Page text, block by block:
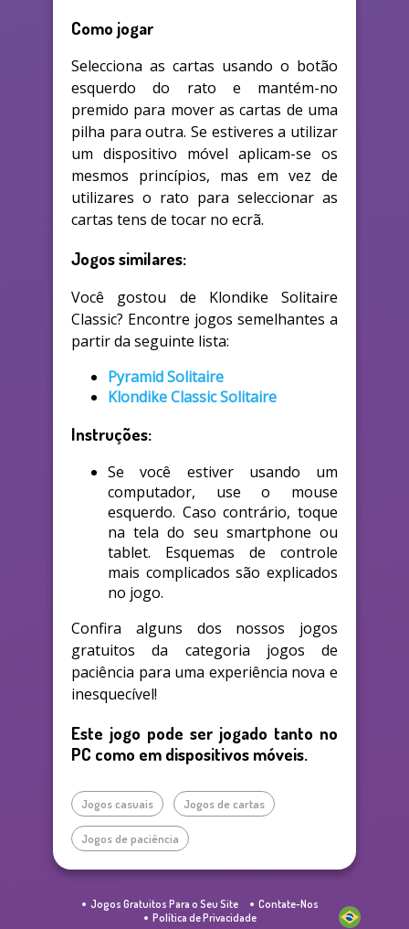
Como jogar
Selecciona as cartas usando o botão
esquerdo do rato e mantém-no
premido para mover as cartas de uma
pilha para outra. Se estiveres a utilizar
um dispositivo móvel aplicam-se os
mesmos princípios, mas em vez de
utilizares o rato para seleccionar as
cartas tens de tocar no ecrã.
Jogos similares:
Você gostou de Klondike Solitaire
Classic? Encontre jogos semelhantes a
partir da seguinte lista:
Pyramid Solitaire
Klondike Classic Solitaire
Instruções:
Se você estiver usando um
computador, use o mouse
esquerdo. Caso contrário, toque
na tela do seu smartphone ou
tablet. Esquemas de controle
mais complicados são explicados
no jogo.
Confira alguns dos nossos jogos
gratuitos da categoria jogos de
paciência para uma experiência nova e
inesquecível!
Este jogo pode ser jogado tanto no
PC como em dispositivos móveis.
Jogos casuais Jogos de cartas
Jogos de paciência
Jogos Gratuitos Para o Seu Site
Contate-Nos
Política de Privacidade